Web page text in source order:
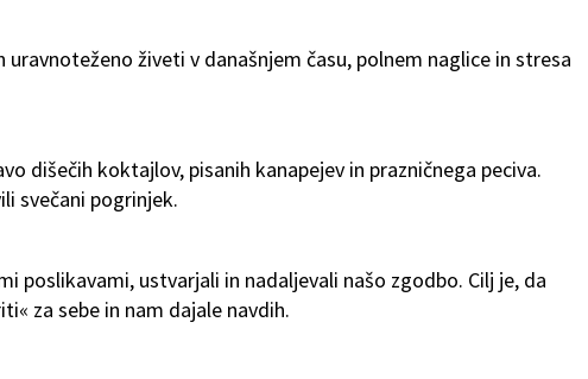
živeti v današnjem času, polnem naglice in stresa
dišečih koktajlov, pisanih kanapejev in prazničnega peciva.
svečani pogrinjek.
poslikavami, ustvarjali in nadaljevali našo zgodbo. Cilj je, da
za sebe in nam dajale navdih.